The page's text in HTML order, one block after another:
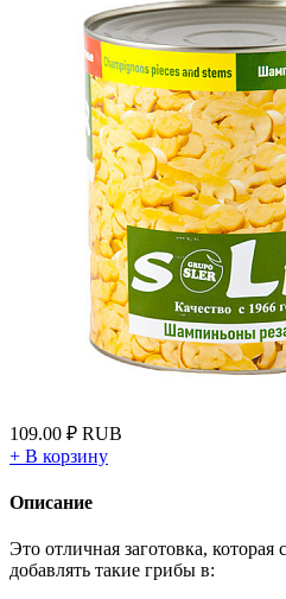
109.00 ₽ RUB
+ В корзину
Описание
Это отличная заготовка,
добавлять такие грибы в: